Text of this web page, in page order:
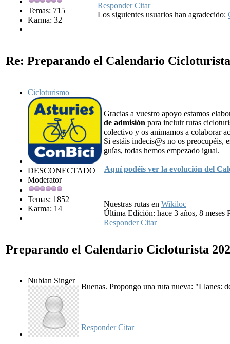
Temas: 715
Karma: 32
Responder Citar
Los siguientes usuarios han agradecido:
Re: Preparando el Calendario
Cicloturismo
DESCONECTADO
Moderator
Temas: 1852
Karma: 14
Gracias a vuestro apoyo estamos
de admisión para incluir rutas
colectivo y os animamos a colaborar
Si estáis indecis@s no os preocupéis,
guías, todas hemos empezado igual.
Aquí podéis ver la evolución del
Nuestras rutas en Wikiloc
Última Edición: hace 3 años, 8 meses
Responder Citar
Preparando el Calendario Cicloturista
Nubian Singer
Buenas. Propongo una ruta nueva: "Llanes:
Responder Citar